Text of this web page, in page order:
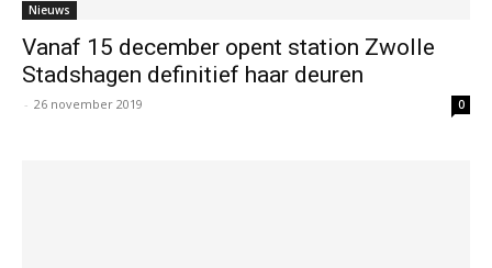
Nieuws
Vanaf 15 december opent station Zwolle
Stadshagen definitief haar deuren
- 26 november 2019 0